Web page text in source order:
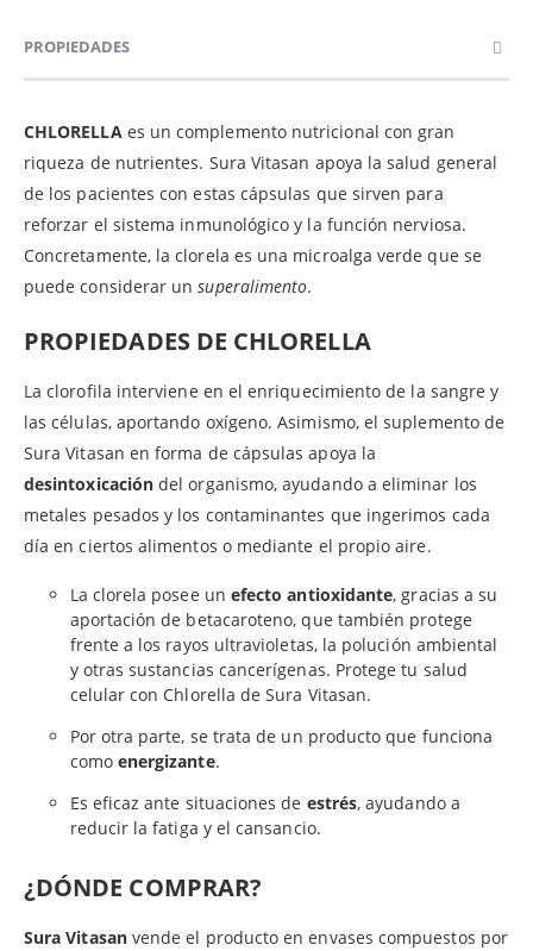
PROPIEDADES
CHLORELLA es un complemento nutricional con gran
riqueza de nutrientes. Sura Vitasan apoya la salud general
de los pacientes con estas cápsulas que sirven para
reforzar el sistema inmunológico y la función nerviosa.
Concretamente, la clorela es una microalga verde que se
puede considerar unsuperalimento.
PROPIEDADES DE CHLORELLA
La clorofila interviene en el enriquecimiento de la sangre y
las células, aportando oxígeno. Asimismo, el suplemento de
Sura Vitasan en forma de cápsulas apoya la
desintoxicación del organismo, ayudando a eliminar los
metales pesados y los contaminantes que ingerimos cada
día en ciertos alimentos o mediante el propio aire.
La clorela posee un efecto antioxidante, gracias a su
aportación de betacaroteno, que también protege
frente a los rayos ultravioletas, la polución ambiental
y otras sustancias cancerígenas. Protege tu salud
celular con Chlorella de Sura Vitasan.
Por otra parte, se trata de un producto que funciona
como energizante.
Es eficaz ante situaciones de estrés, ayudando a
reducir la fatiga y el cansancio.
¿DÓNDE COMPRAR?
Sura Vitasanvende el producto en envases compuestos por